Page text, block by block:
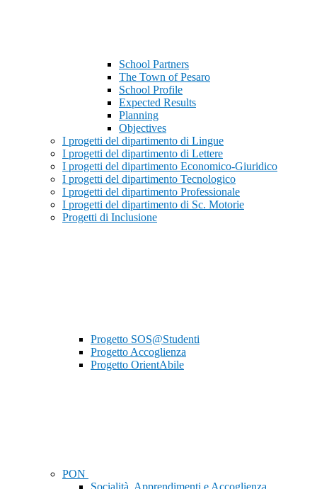
School Partners
The Town of Pesaro
School Profile
Expected Results
Planning
Objectives
I progetti del dipartimento di Lingue
I progetti del dipartimento di Lettere
I progetti del dipartimento Economico-Giuridico
I progetti del dipartimento Tecnologico
I progetti del dipartimento Professionale
I progetti del dipartimento di Sc. Motorie
Progetti di Inclusione
Progetto SOS@Studenti
Progetto Accoglienza
Progetto OrientAbile
PON